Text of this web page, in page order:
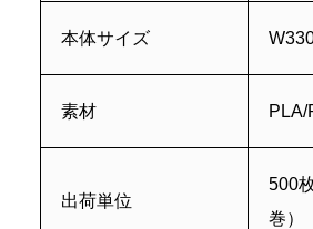
本体サイズ
素材 PLA/
出荷単位
500
巻）